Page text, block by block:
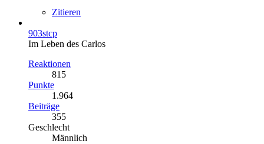
Zitieren
903stcp
Im Leben des Carlos
Reaktionen
815
Punkte
1.964
Beiträge
355
Geschlecht
Männlich